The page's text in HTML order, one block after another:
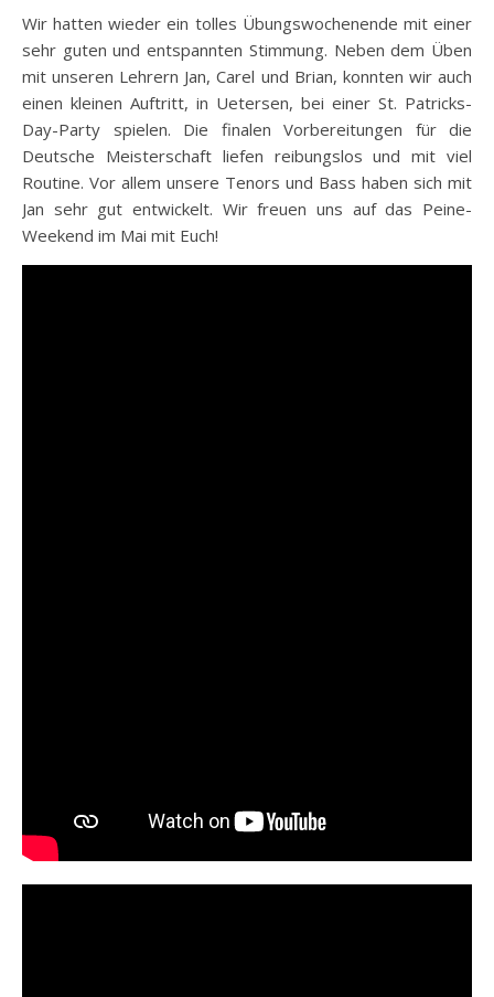
Wir hatten wieder ein tolles Übungswochenende mit einer
sehr guten und entspannten Stimmung. Neben dem Üben
mit unseren Lehrern Jan, Carel und Brian, konnten wir auch
einen kleinen Auftritt, in Uetersen, bei einer St. Patricks-
Day-Party spielen. Die finalen Vorbereitungen für die
Deutsche Meisterschaft liefen reibungslos und mit viel
Routine. Vor allem unsere Tenors und Bass haben sich mit
Jan sehr gut entwickelt. Wir freuen uns auf das Peine-
Weekend im Mai mit Euch!